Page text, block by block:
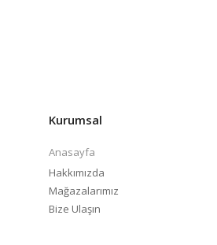
Kurumsal
Anasayfa
Hakkımızda
Mağazalarımız
Bize Ulaşın